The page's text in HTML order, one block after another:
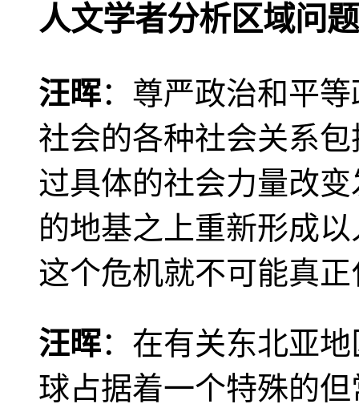
人文学者分析区域问题
汪晖：尊严政治和平
社会的各种社会关系
过具体的社会力量改
的地基之上重新形成
这个危机就不可能真
汪晖：在有关东北亚
球占据着一个特殊的